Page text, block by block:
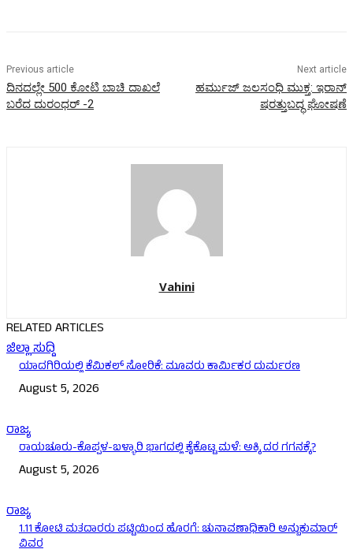
Previous article
ದಿನದಲ್ಲೇ 500 ಕೋಟಿ ಬಾಚಿ ದಾಖಲೆ
ಬರೆದ ದುರಂಧರ್‌ -2
Next article
ಹರ್ಮುಜ್ ಜಲಸಂಧಿ ಮುಕ್ತ: ಇರಾನ್
ಷರತ್ತುಬದ್ಧ ಘೋಷಣೆ
Vahini
RELATED ARTICLES
ಜಿಲ್ಲಾ ಸುದ್ದಿ
ಯಾದಗಿರಿಯಲ್ಲಿ ಕೆಮಿಕಲ್ ಸೋರಿಕೆ: ಮೂವರು ಕಾರ್ಮಿಕರ ದುರ್ಮರಣ
August 5, 2026
ರಾಜ್ಯ
ರಾಯಚೂರು-ಕೊಪ್ಪಳ-ಬಳ್ಳಾರಿ ಭಾಗದಲ್ಲಿ ಕೈಕೊಟ್ಟ ಮಳೆ: ಅಕ್ಕಿ ದರ ಗಗನಕ್ಕೆ?
August 5, 2026
ರಾಜ್ಯ
1.11 ಕೋಟಿ ಮತದಾರರು ಪಟ್ಟಿಯಿಂದ ಹೊರಗೆ: ಚುನಾವಣಾಧಿಕಾರಿ ಅನ್ಬುಕುಮಾರ್
ವಿವರ